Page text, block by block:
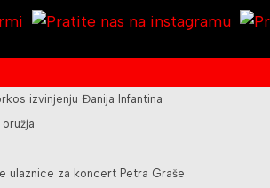
izvinjenju Đanija Infantina
ulaznice za koncert Petra Graše